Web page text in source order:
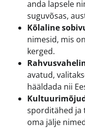
anda lapsele
suguvõsas,
Kõlaline
nimesid, mis
kerged.
avatud,
hääldada nii
sporditähed ja
oma jälje